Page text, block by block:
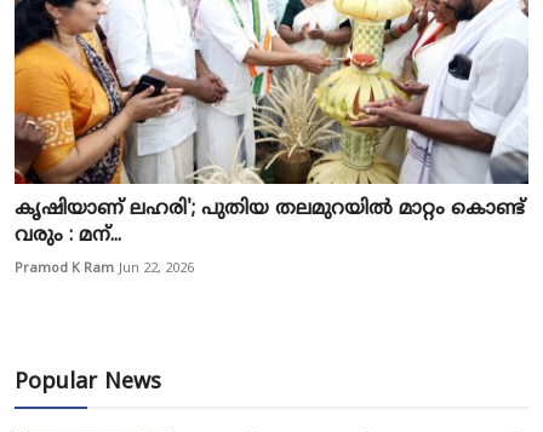
കൃഷിയാണ് ലഹരി'; പുതിയ തലമുറയിൽ മാറ്റം കൊണ്ട്
വരും : മന്...
Pramod K Ram Jun 22, 2026
Popular News